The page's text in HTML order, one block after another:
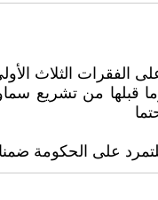
الثلاث
قبلها من
على الحكومة